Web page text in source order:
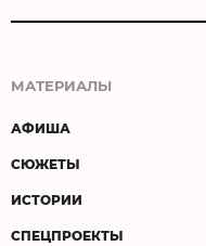
МАТЕРИАЛЫ
АФИША
СЮЖЕТЫ
ИСТОРИИ
СПЕЦПРОЕКТЫ